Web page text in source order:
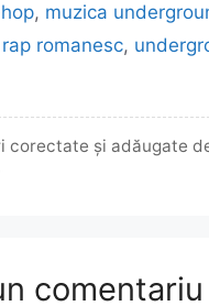
, muzica
rap romanesc,
corectate și adăugate
comentariu